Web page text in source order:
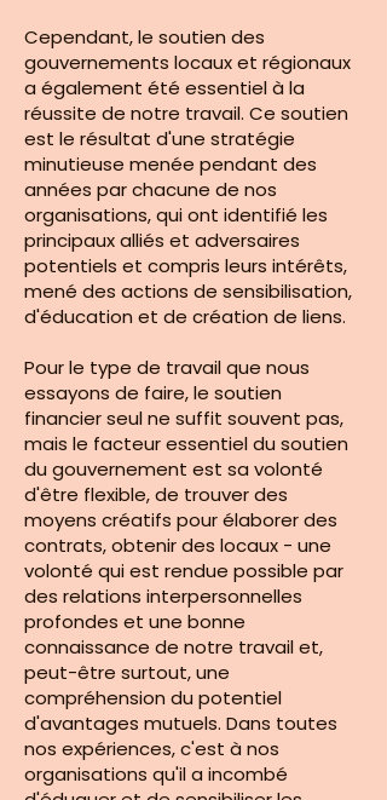
Cependant, le soutien des
gouvernements locaux et régionaux
a également été essentiel à la
réussite de notre travail. Ce soutien
est le résultat d'une stratégie
minutieuse menée pendant des
années par chacune de nos
organisations, qui ont identifié les
principaux alliés et adversaires
potentiels et compris leurs intérêts,
mené des actions de sensibilisation,
d'éducation et de création de liens.
Pour le type de travail que nous
essayons de faire, le soutien
financier seul ne suffit souvent pas,
mais le facteur essentiel du soutien
du gouvernement est sa volonté
d'être flexible, de trouver des
moyens créatifs pour élaborer des
contrats, obtenir des locaux - une
volonté qui est rendue possible par
des relations interpersonnelles
profondes et une bonne
connaissance de notre travail et,
peut-être surtout, une
compréhension du potentiel
d'avantages mutuels. Dans toutes
nos expériences, c'est à nos
organisations qu'il a incombé